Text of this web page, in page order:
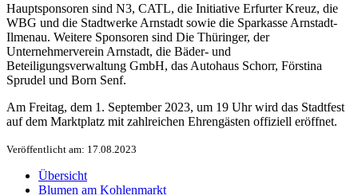
Hauptsponsoren sind N3, CATL, die Initiative Erfurter Kreuz, die
WBG und die Stadtwerke Arnstadt sowie die Sparkasse Arnstadt-
Ilmenau. Weitere Sponsoren sind Die Thüringer, der
Unternehmerverein Arnstadt, die Bäder- und
Beteiligungsverwaltung GmbH, das Autohaus Schorr, Förstina
Sprudel und Born Senf.
Am Freitag, dem 1. September 2023, um 19 Uhr wird das Stadtfest
auf dem Marktplatz mit zahlreichen Ehrengästen offiziell eröffnet.
Veröffentlicht am: 17.08.2023
Übersicht
Blumen am Kohlenmarkt